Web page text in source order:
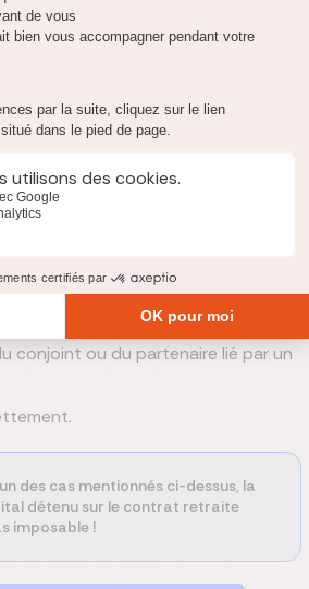
déblocage anticipé du capital
?
d’effectuer un rachat de contrat
dans un contrat Madelin.
:
d’activité non salariée,
du droit aux allocations chômages,
conjoint ou du partenaire lié par un
des cas mentionnés ci-dessus, la
détenu sur le contrat retraite
imposable !